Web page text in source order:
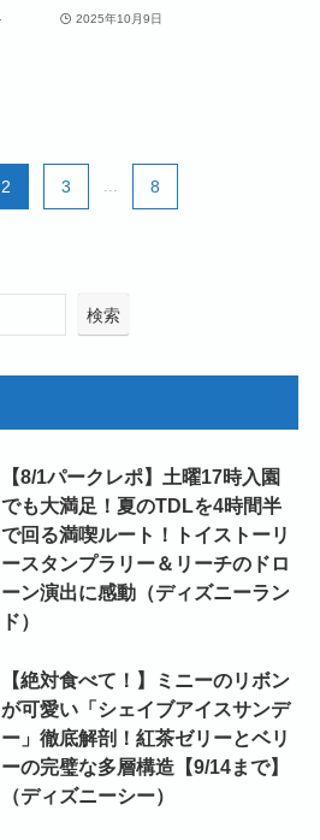
2025年10月9日
2 3 8
検索
【8/1パークレポ】土曜17時入園
でも大満足！夏のTDLを4時間半
で回る満喫ルート！トイストーリ
ースタンプラリー＆リーチのドロ
ーン演出に感動（ディズニーラン
ド）
【絶対食べて！】ミニーのリボン
が可愛い「シェイブアイスサンデ
ー」徹底解剖！紅茶ゼリーとベリ
ーの完璧な多層構造【9/14まで】
（ディズニーシー）